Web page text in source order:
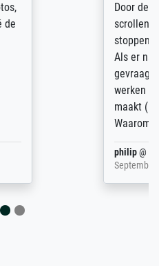
kunstenaars
werk (na
van voor af aan).